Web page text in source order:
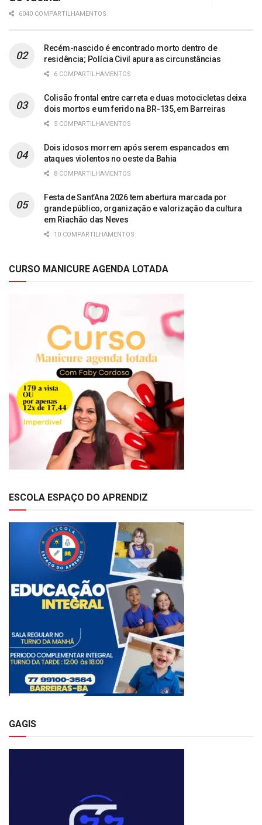
6040 COMPARTILHAMENTOS
Recém-nascido é encontrado morto dentro de
residência; Polícia Civil apura as circunstâncias
6 COMPARTILHAMENTOS
Colisão frontal entre carreta e duas motocicletas deixa
dois mortos e um ferido na BR-135, em Barreiras
5 COMPARTILHAMENTOS
Dois idosos morrem após serem espancados em
ataques violentos no oeste da Bahia
8 COMPARTILHAMENTOS
Festa de Sant’Ana 2026 tem abertura marcada por
grande público, organização e valorização da cultura
em Riachão das Neves
10 COMPARTILHAMENTOS
CURSO MANICURE AGENDA LOTADA
ESCOLA ESPAÇO DO APRENDIZ
GAGIS